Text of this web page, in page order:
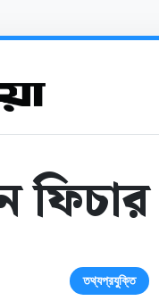
তথ্যপ্রযুক্তি